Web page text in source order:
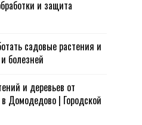
и защита
садовые растения и
болезней
и деревьев от
Домодедово | Городской